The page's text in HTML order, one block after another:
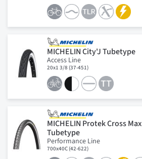
MICHELIN City'J Tubetype
Access Line
20x1 3/8 (37-451)
MICHELIN Protek Cross Max
Tubetype
Performance Line
700x40C (42-622)